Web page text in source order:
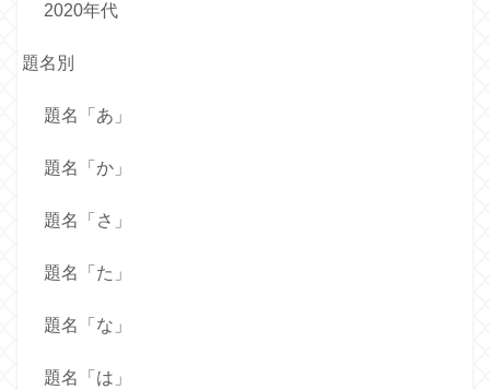
2020年代
題名別
題名「あ」
題名「か」
題名「さ」
題名「た」
題名「な」
題名「は」